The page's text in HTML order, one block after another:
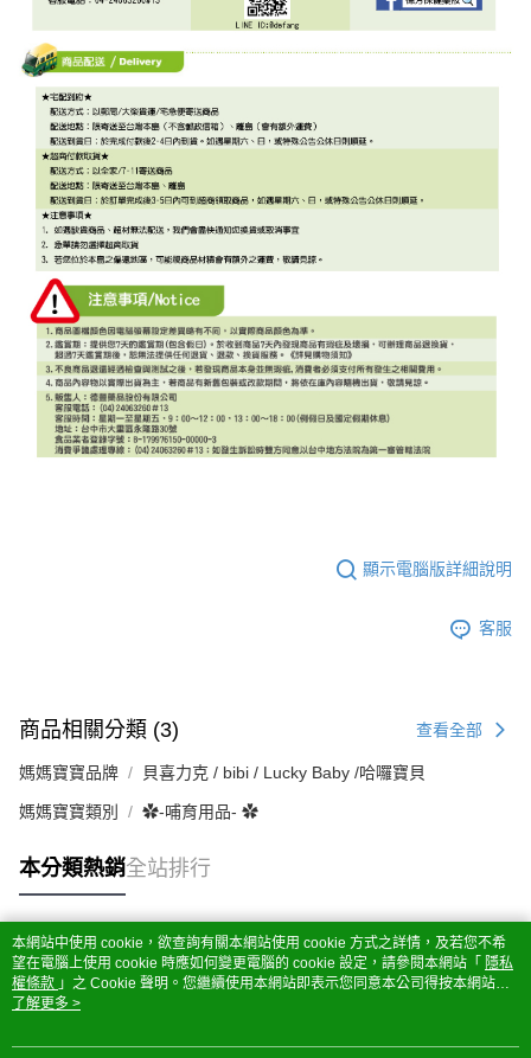
顯示電腦版詳細說明
客服
商品相關分類 (3) 查看全部
媽媽寶寶品牌 貝喜力克 / bibi / Lucky Baby /哈囉寶貝
媽媽寶寶類別 ✿-哺育用品- ✿
本分類熱銷全站排行
熱門標籤
本網站中使用 cookie，欲查詢有關本網站使用 cookie 方式之詳情，及若您不希
望在電腦上使用 cookie 時應如何變更電腦的 cookie 設定，請參閱本網站「 隱私
權條款 」之 Cookie 聲明。您繼續使用本網站即表示您同意本公司得按本網站使
用條款之 Cookie 聲明使用 cookie。
了解更多 >